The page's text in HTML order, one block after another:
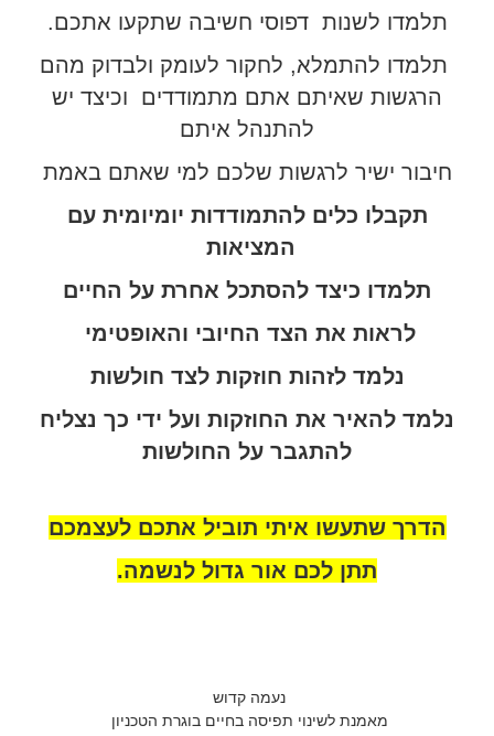
תלמדו לשנות דפוסי חשיבה שתקעו אתכם.
תלמדו להתמלא, לחקור לעומק ולבדוק מהם
הרגשות שאיתם אתם מתמודדים וכיצד יש
להתנהל איתם
חיבור ישיר לרגשות שלכם למי שאתם באמת
תקבלו כלים להתמודדות יומיומית עם
המציאות
תלמדו כיצד להסתכל אחרת על החיים
לראות את הצד החיובי והאופטימי
נלמד לזהות חוזקות לצד חולשות
נלמד להאיר את החוזקות ועל ידי כך נצליח
להתגבר על החולשות
הדרך שתעשו איתי תוביל אתכם לעצמכם
תתן לכם אור גדול לנשמה.
נעמה קדוש
מאמנת לשינוי תפיסה בחיים בוגרת הטכניון